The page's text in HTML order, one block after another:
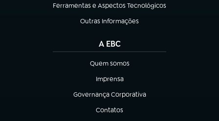
Ferramentas e Aspectos Tecnológicos
(abre em nova aba)
Outras Informações
(abre em nova aba)
A EBC
Quem somos
(abre em nova aba)
Imprensa
(abre em nova aba)
Governança Corporativa
(abre em nova aba)
Contatos
(abre em nova aba)